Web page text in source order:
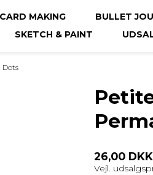
CARD MAKING BULLET
SKETCH & PAINT
Dots
26,00 DKK
Vejl.